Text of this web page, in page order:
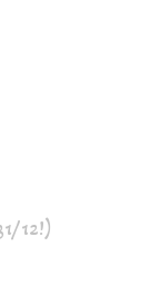
12!)